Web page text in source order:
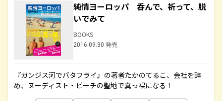
純情ヨーロッパ 呑んで、祈って、脱
いでみて
BOOKS
2016.09.30 発売
『ガンジス河でバタフライ』の著者たかのてるこ、会社を辞
め、ヌーディスト・ビーチの聖地で真っ裸になる！